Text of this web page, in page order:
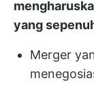
yang
Merger